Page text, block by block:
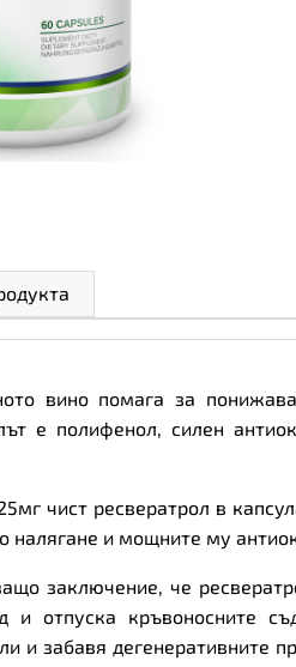
вино помага за
е полифенол, силен
чист ресвератрол в
и мощните му
заключение, че
и отпуска кръвоносните
и забавя дегенеративните